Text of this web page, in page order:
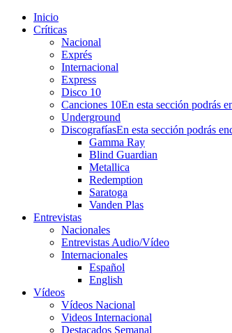
Inicio
Críticas
Nacional
Exprés
Internacional
Express
Disco 10
Canciones 10En esta sección podrás
Underground
DiscografíasEn esta sección podrás
Gamma Ray
Blind Guardian
Metallica
Redemption
Saratoga
Vanden Plas
Entrevistas
Nacionales
Entrevistas Audio/Vídeo
Internacionales
Español
English
Vídeos
Vídeos Nacional
Videos Internacional
Destacados Semanal